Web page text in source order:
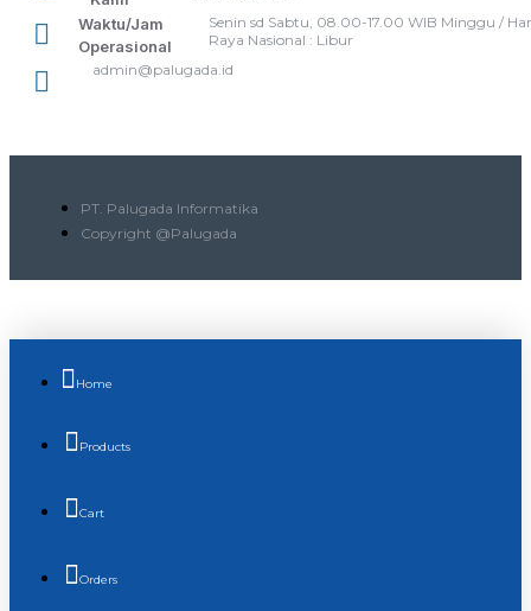
Waktu/Jam
Operasional
Senin sd Sabtu, 08.00-17.00 WIB Minggu /
Raya Nasional : Libur
admin@palugada.id
PT. Palugada Informatika
Copyright @Palugada
Home
Products
Cart
Orders